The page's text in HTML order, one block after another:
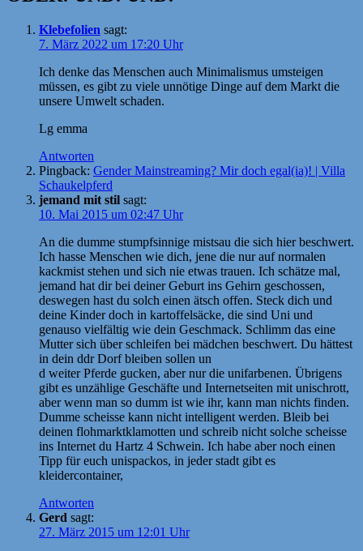
Klebefolien sagt:
7. März 2022 um 17:20 Uhr
Ich denke das Menschen auch Minimalismus umsteigen
müssen, es gibt zu viele unnötige Dinge auf dem Markt die
unsere Umwelt schaden.
Lg emma
Antworten
Pingback: Gender Mainstreaming? Mir doch egal(ia)! | Villa
Schaukelpferd
jemand mit stil sagt:
10. Mai 2015 um 02:47 Uhr
An die dumme stumpfsinnige mistsau die sich hier beschwert.
Ich hasse Menschen wie dich, jene die nur auf normalen
kackmist stehen und sich nie etwas trauen. Ich schätze mal,
jemand hat dir bei deiner Geburt ins Gehirn geschossen,
deswegen hast du solch einen ätsch offen. Steck dich und
deine Kinder doch in kartoffelsäcke, die sind Uni und
genauso vielfältig wie dein Geschmack. Schlimm das eine
Mutter sich über schleifen bei mädchen beschwert. Du hättest
in dein ddr Dorf bleiben sollen un
d weiter Pferde gucken, aber nur die unifarbenen. Übrigens
gibt es unzählige Geschäfte und Internetseiten mit unischrott,
aber wenn man so dumm ist wie ihr, kann man nichts finden.
Dumme scheisse kann nicht intelligent werden. Bleib bei
deinen flohmarktklamotten und schreib nicht solche scheisse
ins Internet du Hartz 4 Schwein. Ich habe aber noch einen
Tipp für euch unispackos, in jeder stadt gibt es
kleidercontainer,
Antworten
Gerd sagt:
27. März 2015 um 12:01 Uhr